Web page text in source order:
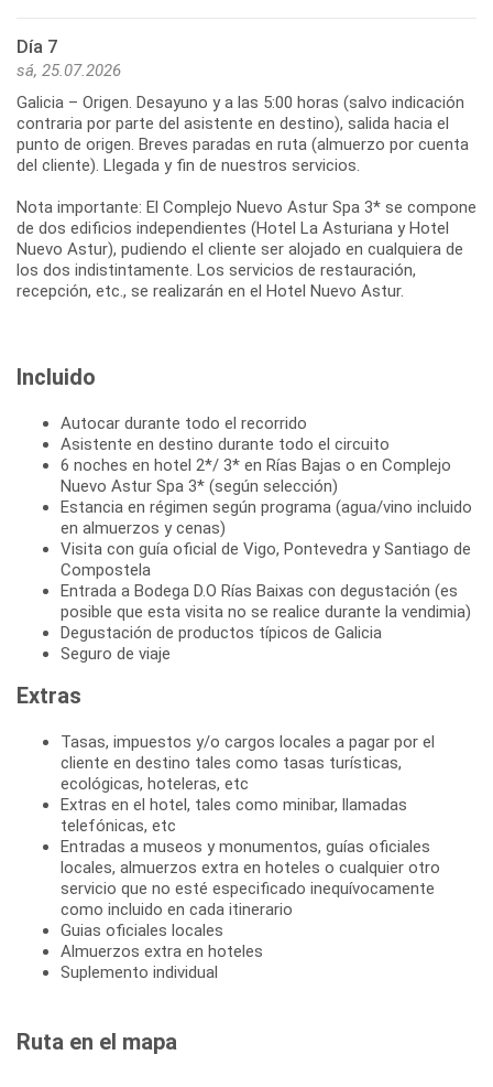
Día 7
sá, 25.07.2026
Galicia – Origen. Desayuno y a las 5:00 horas (salvo indicación
contraria por parte del asistente en destino), salida hacia el
punto de origen. Breves paradas en ruta (almuerzo por cuenta
del cliente). Llegada y fin de nuestros servicios.
Nota importante: El Complejo Nuevo Astur Spa 3* se compone
de dos edificios independientes (Hotel La Asturiana y Hotel
Nuevo Astur), pudiendo el cliente ser alojado en cualquiera de
los dos indistintamente. Los servicios de restauración,
Incluido
Autocar durante todo el recorrido
Asistente en destino durante todo el circuito
6 noches en hotel 2*/ 3* en Rías Bajas o en Complejo
Nuevo Astur Spa 3* (según selección)
Estancia en régimen según programa (agua/vino incluido
en almuerzos y cenas)
Visita con guía oficial de Vigo, Pontevedra y Santiago de
Compostela
Entrada a Bodega D.O Rías Baixas con degustación (es
posible que esta visita no se realice durante la vendimia)
Degustación de productos típicos de Galicia
Seguro de viaje
Extras
Tasas, impuestos y/o cargos locales a pagar por el
cliente en destino tales como tasas turísticas,
ecológicas, hoteleras, etc
Extras en el hotel, tales como minibar, llamadas
telefónicas, etc
Entradas a museos y monumentos, guías oficiales
locales, almuerzos extra en hoteles o cualquier otro
servicio que no esté especificado inequívocamente
como incluido en cada itinerario
Guias oficiales locales
Almuerzos extra en hoteles
Suplemento individual
Ruta en el mapa